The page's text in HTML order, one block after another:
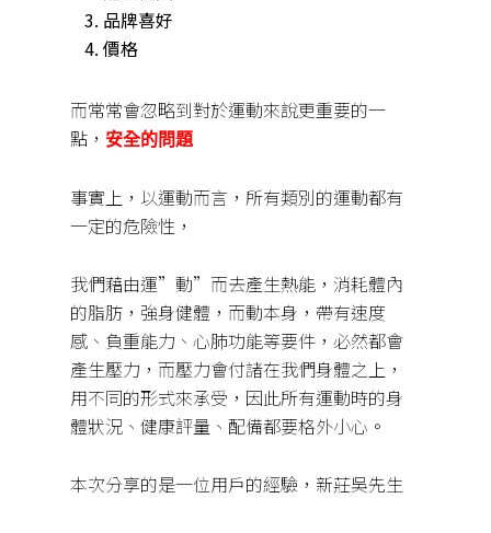
品牌喜好
價格
而常常會忽略到對於運動來說更重要的一
點， 安全的問題
事實上，以運動而言，所有類別的運動都有
一定的危險性，
我們藉由運”動” 而去產生熱能，消耗體內
的脂肪，強身健體，而動本身，帶有速度
感、負重能力 、心肺功能等要件，必然都會
產生壓力，而壓力會付諸在我們身體之上，
用不同的形式來承受，因此所有運動時的身
體狀況、健康評量、配備都要格外小心。
本次分享的是一位用戶的經驗，新莊吳先生